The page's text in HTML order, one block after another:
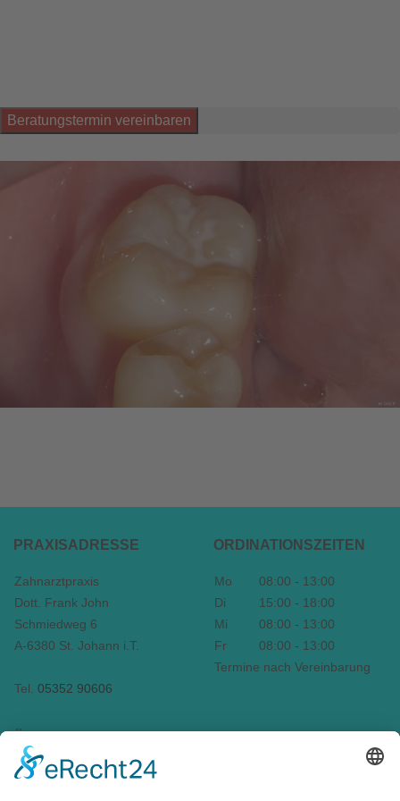
Beratungstermin vereinbaren
PRAXISADRESSE
Zahnarztpraxis
Dott. Frank John
Schmiedweg 6
A-6380 St. Johann i.T.
Tel. 05352 90606
ORDINATIONSZEITEN
Mo
08:00 - 13:00
Di
15:00 - 18:00
Mi
08:00 - 13:00
Fr
08:00 - 13:00
Termine nach Vereinbarung
All-on-Four Tirol